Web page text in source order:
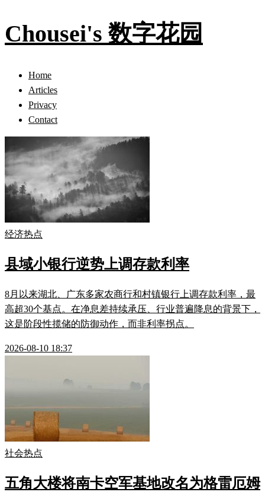
Chousei's 数字花园
Home
Articles
Privacy
Contact
经济热点
县域小银行逆势上调存款利率
8月以来湖北、广东多家农商行和村镇银行上调存款利率，最
高超30个基点。在净息差持续承压、行业普遍降息的背景下，
这是阶段性揽储的防御动作，而非利率拐点。
2026-08-10 18:37
社会热点
五角大楼将南卡空军基地改名为格雷厄姆